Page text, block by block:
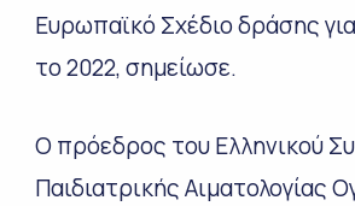
Ευρωπαϊκό Σχέδιο δράσης
το 2022, σημείωσε.
Ο πρόεδρος του Ελληνικού
Παιδιατρικής Αιματολογίας